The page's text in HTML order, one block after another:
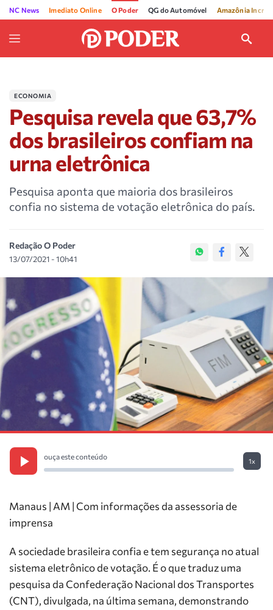
NC News Imediato Online O Poder QG do Automóvel Amazônia
ECONOMIA
Pesquisa revela que 63,7%
dos brasileiros confiam na
urna eletrônica
Pesquisa aponta que maioria dos brasileiros
confia no sistema de votação eletrônica do país.
Redação O Poder
13/07/2021 - 10h41
ouça este conteúdo
1x
Manaus | AM | Com informações da assessoria de
imprensa
A sociedade brasileira confia e tem segurança no atual
sistema eletrônico de votação. É o que traduz uma
pesquisa da Confederação Nacional dos Transportes
(CNT), divulgada, na última semana, demonstrando